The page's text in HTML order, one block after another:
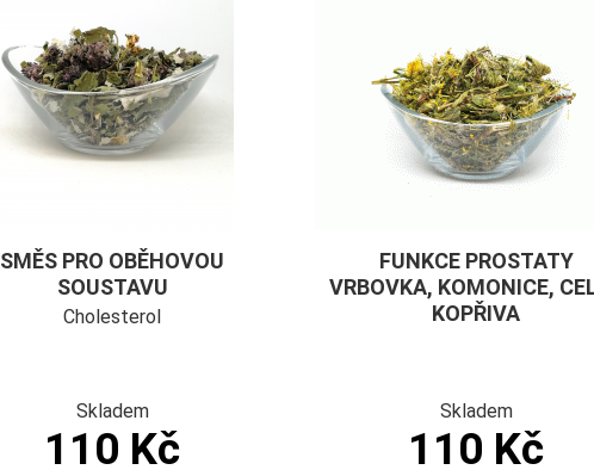
SMĚS PRO OBĚHOVOU
SOUSTAVU
Cholesterol
Skladem
110 Kč
FUNKCE PROSTATY
VRBOVKA, KOMONICE,
KOPŘIVA
Skladem
110 Kč